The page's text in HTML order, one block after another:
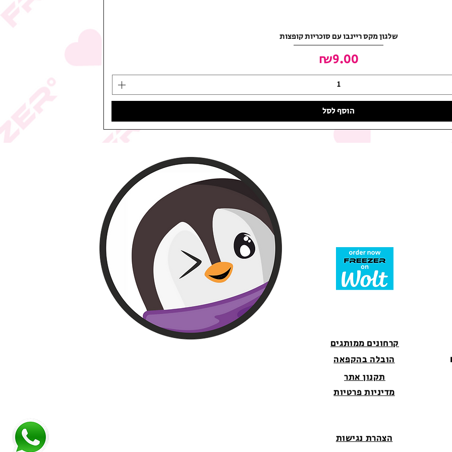
שלגון מקס ריינבו עם סוכריות קופצות
מחיר
₪9.00
הוסף לסל
קרחונים ממותגים
הובלה בהקפאה
תקנון אתר
מדיניות פרטיות
הצהרת נגישות